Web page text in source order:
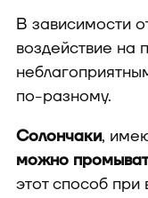
В зависимости
воздействие на
по-разному.
Солончаки,
можно
этот способ при